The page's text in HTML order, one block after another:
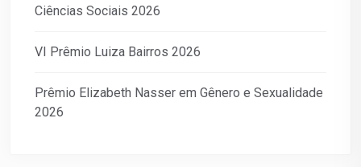
Ciências Sociais 2026
VI Prêmio Luiza Bairros 2026
Prêmio Elizabeth Nasser em Gênero e Sexualidade
2026